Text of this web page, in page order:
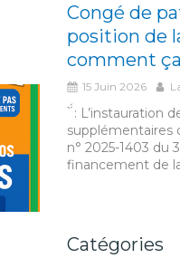
Congé de
position de
comment
15 Juin 2026
: L’instauration
supplémentaires
n° 2025-1403 du
financement de
Catégories